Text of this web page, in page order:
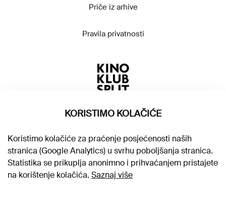
Priče iz arhive
Pravila privatnosti
KORISTIMO KOLAČIĆE
Koristimo kolačiće za praćenje posjećenosti naših
stranica (Google Analytics) u svrhu poboljšanja stranica.
Statistika se prikuplja anonimno i prihvaćanjem pristajete
na korištenje kolačića. Saznaj više